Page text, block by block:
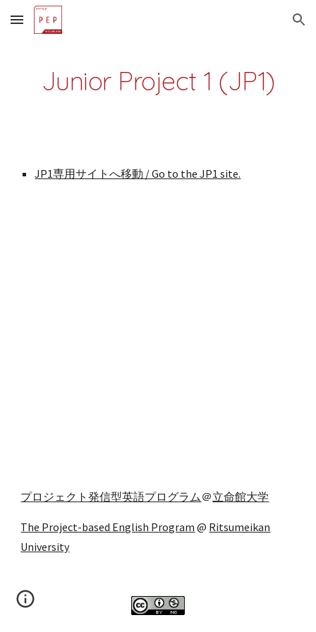
Skip to main content Skip to navigation
Junior Project 1 (JP1)
JP1専用サイトへ移動 / Go to the JP1 site.
プロジェクト発信型英語プログラム＠立命館大学
The Project-based English Program @ Ritsumeikan
University